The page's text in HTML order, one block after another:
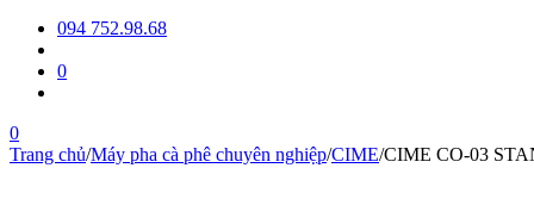
094 752.98.68
0
0
Trang chủ/Máy pha cà phê chuyên nghiệp/CIME/CIME CO-03